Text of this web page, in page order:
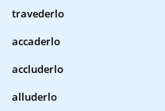
travederlo
accaderlo
accluderlo
alluderlo